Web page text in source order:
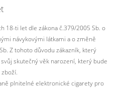
pouze skladem
skadem skaldem skladem
18-ti let dle zákona č.379/2005 Sb. o
návykovými látkami a o změně
Z tohoto důvodu zákazník, který
skutečný věk narození, který bude
plnitelné elektronické cigarety pro